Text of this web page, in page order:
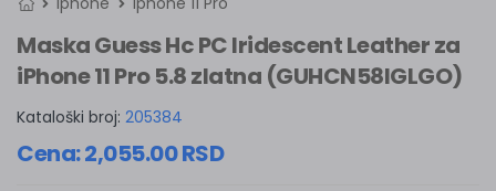
Maska Guess Hc PC Iridescent Leather za
iPhone 11 Pro 5.8 zlatna (GUHCN58IGLGO)
Kataloški broj: 205384
Cena:2,055.00RSD